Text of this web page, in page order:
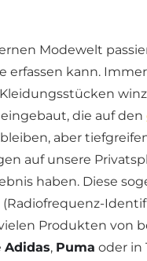
Modewelt
erfassen kann.
die auf den
aber
auf unsere
haben. Diese
(Radiofrequenz-
Produkten von
Adidas, Puma oder in